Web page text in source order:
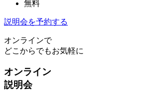
無料
説明会を予約する
オンラインで
どこからでもお気軽に
オンライン
説明会